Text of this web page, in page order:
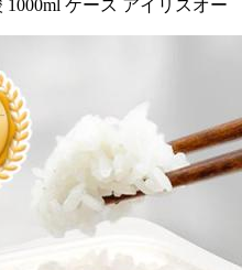
ケース アイリスオー